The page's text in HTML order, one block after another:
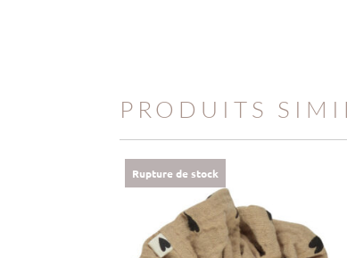
PRODUITS
Rupture de stock